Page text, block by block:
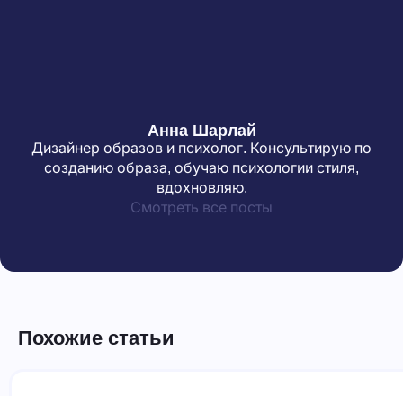
Анна Шарлай
Дизайнер образов и психолог. Консультирую по
созданию образа, обучаю психологии стиля,
вдохновляю.
Смотреть все посты
Похожие статьи